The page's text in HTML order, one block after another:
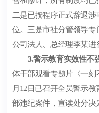
二是已按程序正式辞退涉
位。三是市社分管领导
公司法人、总经理李某进
3.警示教育实效性不
体干部观看专题片《一刻
月 12 日已召开全员警示
部违纪案件，宣读处分